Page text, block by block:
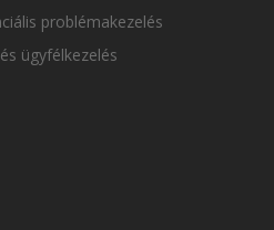
problémakezelés
ügyfélkezelés